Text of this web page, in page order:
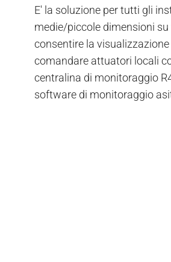
E' la soluzione per tutti gli
medie/piccole dimensioni
consentire la
comandare attuatori locali
centralina di monitoraggio
software di monitoraggio